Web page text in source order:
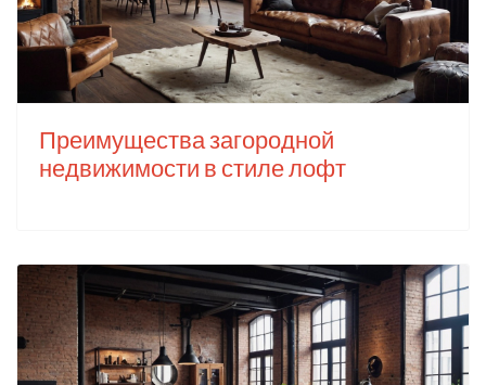
Преимущества загородной
недвижимости в стиле лофт